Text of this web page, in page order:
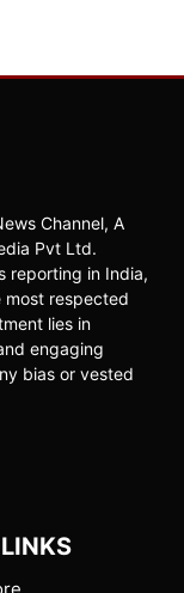
Channel, A
Pvt Ltd.
reporting in India,
most respected
lies in
engaging
bias or vested